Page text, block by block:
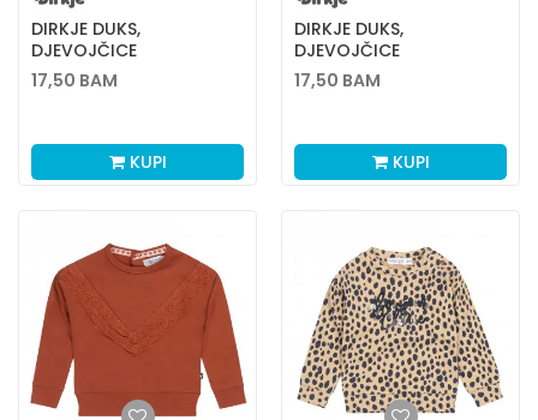
DIRKJE DUKS,
DJEVOJČICE
17,50 BAM
KUPI
DIRKJE DUKS,
DJEVOJČICE
17,50 BAM
KUPI